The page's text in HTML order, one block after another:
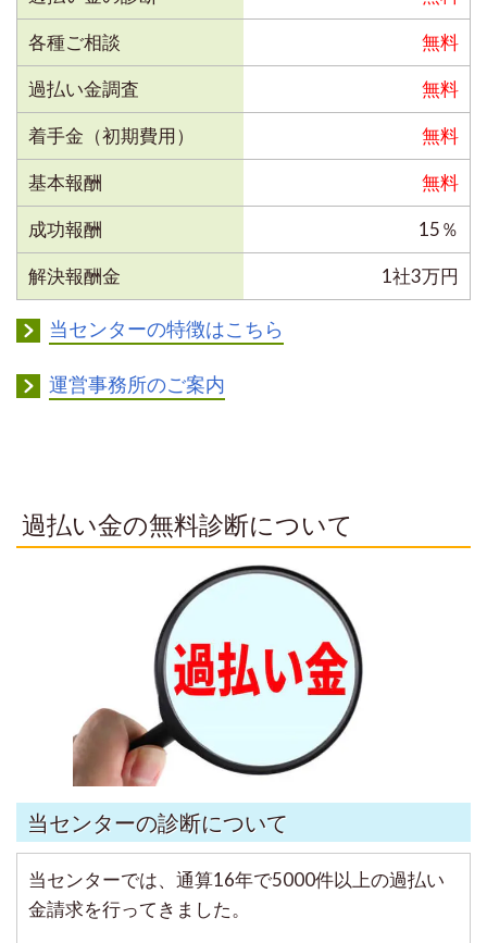
各種ご相談 無料
過払い金調査 無料
着手金（初期費用） 無料
基本報酬 無料
成功報酬 15％
解決報酬金 1社3万円
当センターの特徴はこちら
運営事務所のご案内
過払い金の無料診断について
当センターの診断について
当センターでは、通算16年で5000件以上の過払い
金請求を行ってきました。